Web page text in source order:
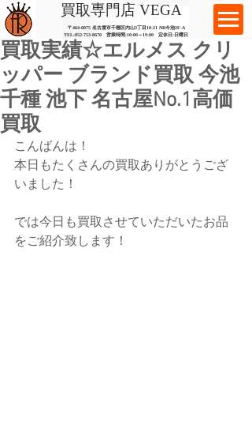
​買取専門店 VEGA
〒464-0075 名古屋市千種区内山3丁目10-21 ​ NR今池2F-A​
TEL:052-753-8670 営業時間:10:00～19:00​ 定休日:日曜日
買取実績☆エルメス クリ
ッパー ブランド買取 今池
千種 池下 名古屋No.1高価
買取
こんばんは！
本日もたくさんの買取ありがとうござ
いました！
では今日も買取させていただいたお品
をご紹介致します！